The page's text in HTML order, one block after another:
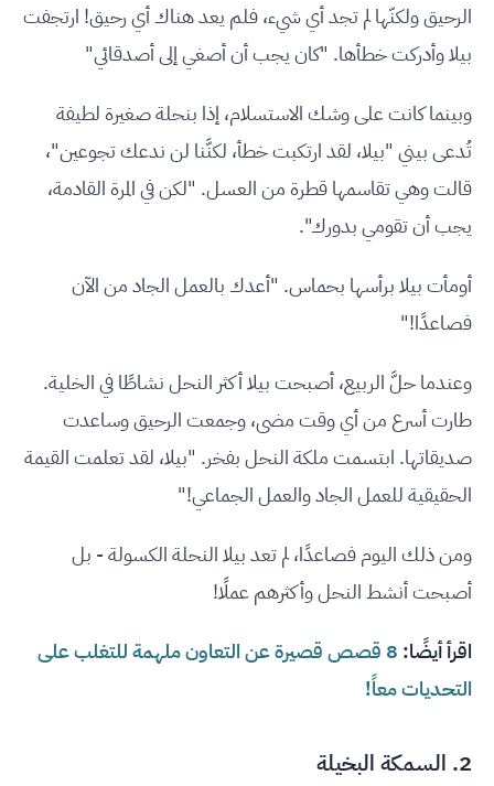
الرحيق ولكنّها لم تجد أي شيء، فلم يعد هناك أي رحيق! ارتجفت
بيلا وأدركت خطأها. "كان يجب أن أصغي إلى أصدقائي"
وبينما كانت على وشك الاستسلام، إذا بنحلة صغيرة لطيفة
تُدعى بيني "بيلا، لقد ارتكبت خطأ، لكنَّنا لن ندعك تجوعين"،
قالت وهي تقاسمها قطرة من العسل. "لكن في المرة القادمة،
يجب أن تقومي بدورك".
أومأت بيلا برأسها بحماس. "أعدك بالعمل الجاد من الآن
فصاعدًا!"
وعندما حلَّ الربيع، أصبحت بيلا أكثر النحل نشاطًا في الخلية.
طارت أسرع من أي وقت مضى، وجمعت الرحيق وساعدت
صديقاتها. ابتسمت ملكة النحل بفخر. "بيلا، لقد تعلمت القيمة
الحقيقية للعمل الجاد والعمل الجماعي!"
ومن ذلك اليوم فصاعدًا، لم تعد بيلا النحلة الكسولة - بل
أصبحت أنشط النحل وأكثرهم عملًا!
اقرأ أيضًا:
8 قصص قصيرة عن التعاون ملهمة للتغلب على
التحديات معاً!
2. السمكة البخيلة